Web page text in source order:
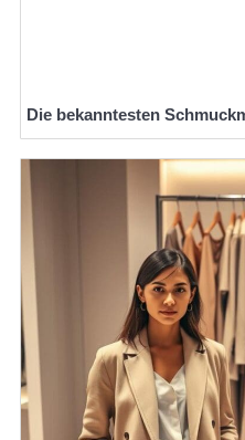
Die bekanntesten